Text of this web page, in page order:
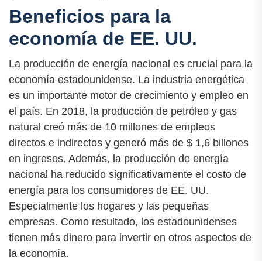
Beneficios para la
economía de EE. UU.
La producción de energía nacional es crucial para la
economía estadounidense. La industria energética
es un importante motor de crecimiento y empleo en
el país. En 2018, la producción de petróleo y gas
natural creó más de 10 millones de empleos
directos e indirectos y generó más de $ 1,6 billones
en ingresos. Además, la producción de energía
nacional ha reducido significativamente el costo de
energía para los consumidores de EE. UU.
Especialmente los hogares y las pequeñas
empresas. Como resultado, los estadounidenses
tienen más dinero para invertir en otros aspectos de
la economía.